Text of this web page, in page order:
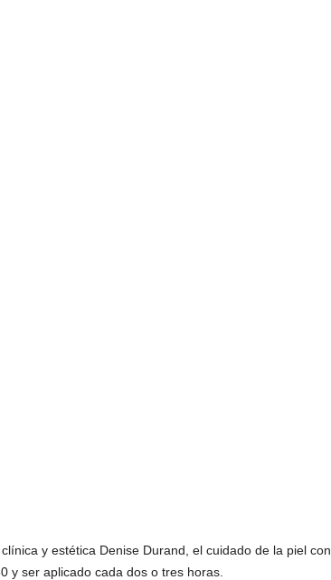
y estética Denise Durand, el cuidado de la piel con
y ser aplicado cada dos o tres horas.